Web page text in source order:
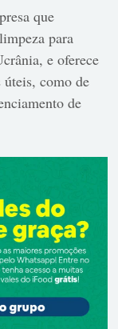
que
para
e oferece
como de
de